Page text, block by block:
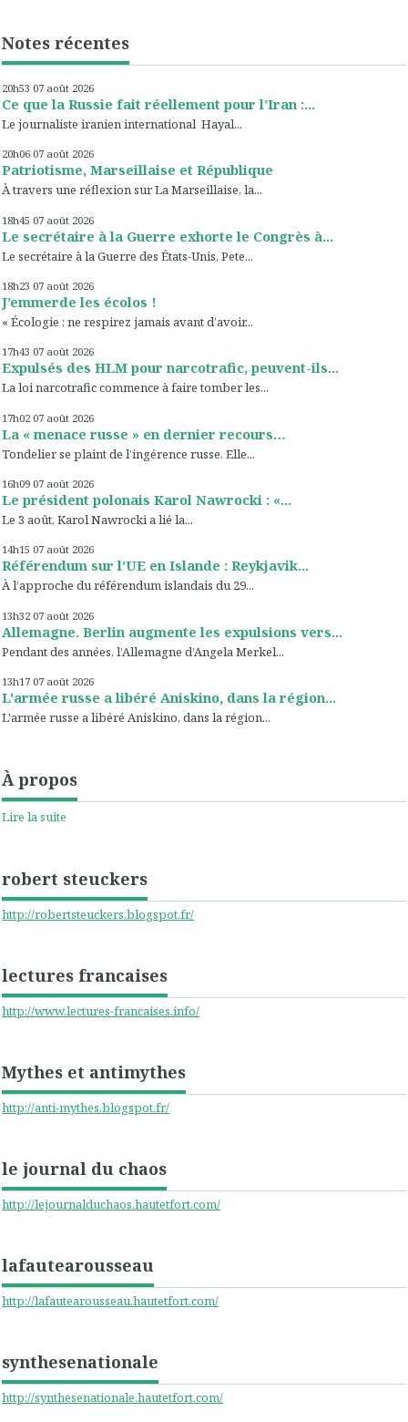
Notes récentes
20h53 07 août 2026
Ce que la Russie fait réellement pour l’Iran :...
Le journaliste iranien international Hayal...
20h06 07 août 2026
Patriotisme, Marseillaise et République
À travers une réflexion sur La Marseillaise, la...
18h45 07 août 2026
Le secrétaire à la Guerre exhorte le Congrès à...
Le secrétaire à la Guerre des États-Unis, Pete...
18h23 07 août 2026
J’emmerde les écolos !
« Écologie : ne respirez jamais avant d’avoir...
17h43 07 août 2026
Expulsés des HLM pour narcotrafic, peuvent-ils...
La loi narcotrafic commence à faire tomber les...
17h02 07 août 2026
La « menace russe » en dernier recours…
Tondelier se plaint de l’ingérence russe. Elle...
16h09 07 août 2026
Le président polonais Karol Nawrocki : «...
Le 3 août, Karol Nawrocki a lié la...
14h15 07 août 2026
Référendum sur l’UE en Islande : Reykjavik...
À l’approche du référendum islandais du 29...
13h32 07 août 2026
Allemagne. Berlin augmente les expulsions vers...
Pendant des années, l’Allemagne d’Angela Merkel...
13h17 07 août 2026
L'armée russe a libéré Aniskino, dans la région...
L'armée russe a libéré Aniskino, dans la région...
À propos
Lire la suite
robert steuckers
http://robertsteuckers.blogspot.fr/
lectures francaises
http://www.lectures-francaises.info/
Mythes et antimythes
http://anti-mythes.blogspot.fr/
le journal du chaos
http://lejournalduchaos.hautetfort.com/
lafautearousseau
http://lafautearousseau.hautetfort.com/
synthesenationale
http://synthesenationale.hautetfort.com/